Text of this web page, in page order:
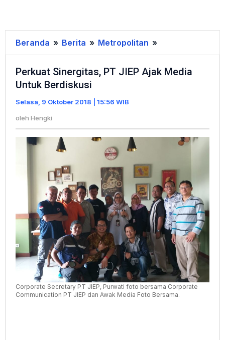
Beranda » Berita » Metropolitan »
Sinergitas,
PT
Untuk
Berdiskusi
Perkuat Sinergitas, PT JIEP Ajak Media
Untuk Berdiskusi
Selasa, 9 Oktober 2018 | 15:56 WIB
oleh Hengki
Corporate Secretary PT JIEP, Purwati foto bersama Corporate
Communication PT JIEP dan Awak Media Foto Bersama.